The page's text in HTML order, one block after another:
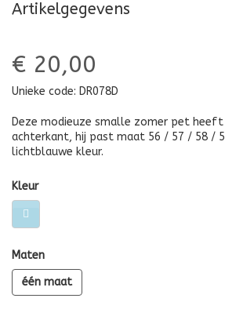
Artikelgegevens
€ 20,00
Unieke code: DR078D
Deze modieuze smalle zomer pet heeft
achterkant, hij past maat 56 / 57 / 58 /
lichtblauwe kleur.
Kleur
Maten
één maat